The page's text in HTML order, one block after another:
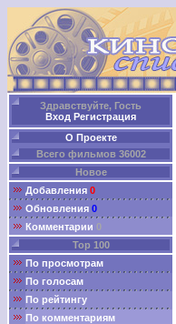
Здравствуйте, Гость
Вход Регистрация
О Проекте
Всего фильмов 36002
Новое
Добавления 0
Обновления 0
Комментарии 0
Top 100
По просмотрам
По голосам
По рейтингу
По комментариям